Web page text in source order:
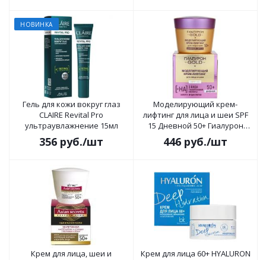
НОВИНКА
Гель для кожи вокруг глаз
CLAIRE Revital Pro
ультраувлажнение 15мл
356 руб./шт
Моделирующий крем-
лифтинг для лица и шеи SPF
15 Дневной 50+ Гиалурон
GOLD 45мл
446 руб./шт
Крем для лица, шеи и
Крем для лица 60+ HYALURON